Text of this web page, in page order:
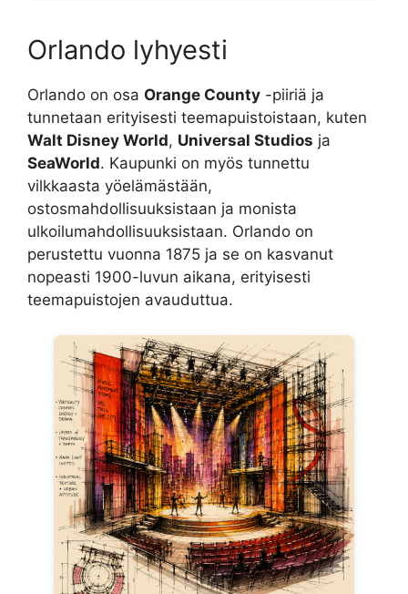
Orlando lyhyesti
Orlando on osa Orange County -piiriä ja
tunnetaan erityisesti teemapuistoistaan, kuten
Walt Disney World, Universal Studios ja
SeaWorld. Kaupunki on myös tunnettu
vilkkaasta yöelämästään,
ostosmahdollisuuksistaan ja monista
ulkoilumahdollisuuksistaan. Orlando on
perustettu vuonna 1875 ja se on kasvanut
nopeasti 1900-luvun aikana, erityisesti
teemapuistojen avauduttua.